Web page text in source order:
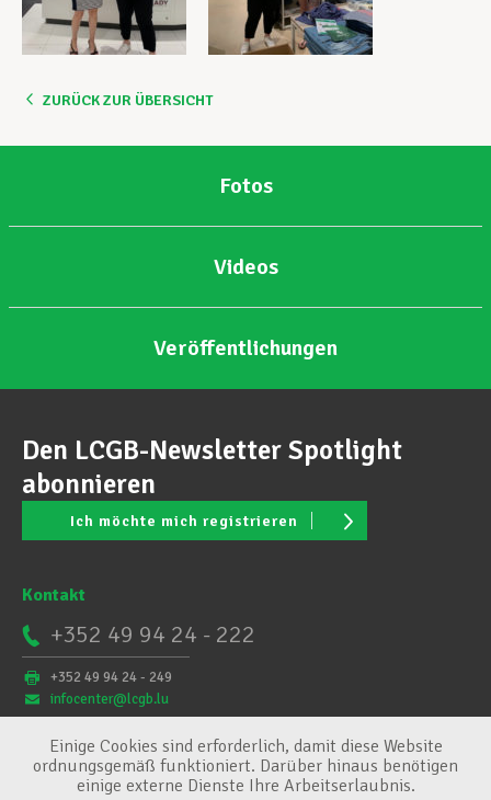
ZURÜCK ZUR ÜBERSICHT
Fotos
Videos
Veröffentlichungen
Den LCGB-Newsletter Spotlight
abonnieren
Ich möchte mich registrieren
Kontakt
+352 49 94 24 - 222
+352 49 94 24 - 249
infocenter@lcgb.lu
Einige Cookies sind erforderlich, damit diese Website
ordnungsgemäß funktioniert. Darüber hinaus benötigen
einige externe Dienste Ihre Arbeitserlaubnis.